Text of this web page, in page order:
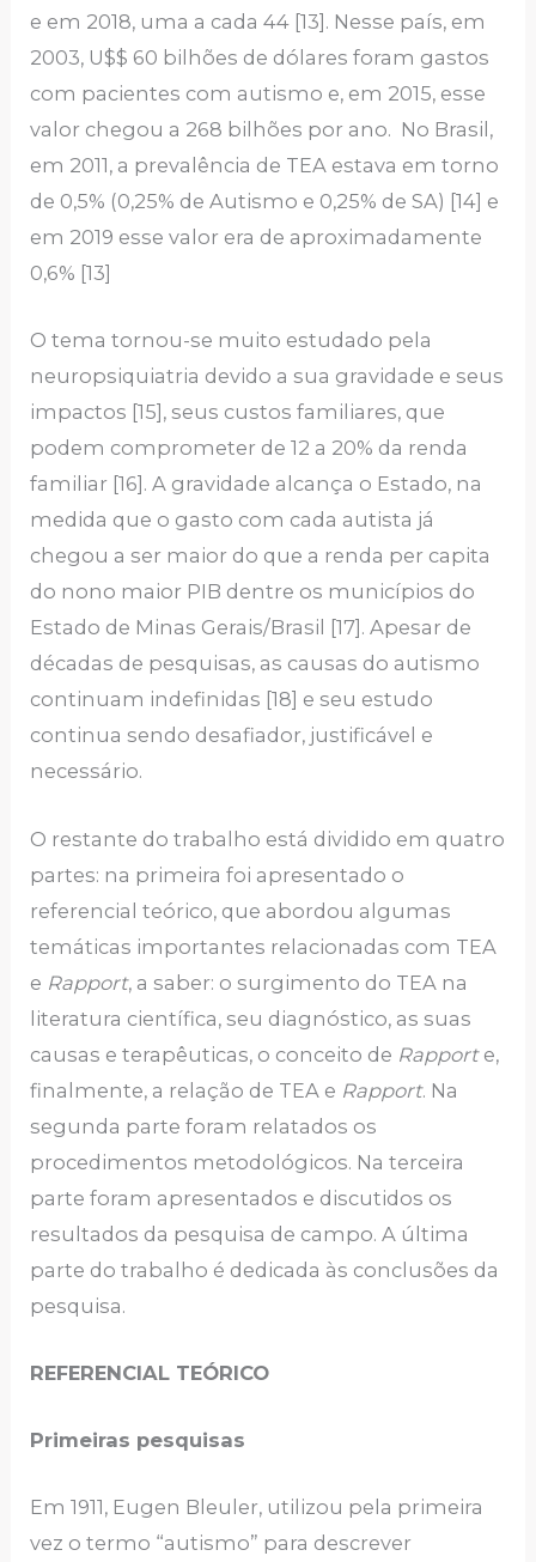
e em 2018, uma a cada 44 [13]. Nesse país, em
2003, U$$ 60 bilhões de dólares foram gastos
com pacientes com autismo e, em 2015, esse
valor chegou a 268 bilhões por ano. No Brasil,
em 2011, a prevalência de TEA estava em torno
de 0,5% (0,25% de Autismo e 0,25% de SA) [14] e
em 2019 esse valor era de aproximadamente
0,6% [13]
O tema tornou-se muito estudado pela
neuropsiquiatria devido a sua gravidade e seus
impactos [15], seus custos familiares, que
podem comprometer de 12 a 20% da renda
familiar [16]. A gravidade alcança o Estado, na
medida que o gasto com cada autista já
chegou a ser maior do que a renda per capita
do nono maior PIB dentre os municípios do
Estado de Minas Gerais/Brasil [17]. Apesar de
décadas de pesquisas, as causas do autismo
continuam indefinidas [18] e seu estudo
continua sendo desafiador, justificável e
necessário.
O restante do trabalho está dividido em quatro
partes: na primeira foi apresentado o
referencial teórico, que abordou algumas
temáticas importantes relacionadas com TEA
e Rapport, a saber: o surgimento do TEA na
literatura científica, seu diagnóstico, as suas
causas e terapêuticas, o conceito de Rapporte,
finalmente, a relação de TEA e Rapport. Na
segunda parte foram relatados os
procedimentos metodológicos. Na terceira
parte foram apresentados e discutidos os
resultados da pesquisa de campo. A última
parte do trabalho é dedicada às conclusões da
pesquisa.
REFERENCIAL TEÓRICO
Primeiras pesquisas
Em 1911, Eugen Bleuler, utilizou pela primeira
vez o termo “autismo” para descrever